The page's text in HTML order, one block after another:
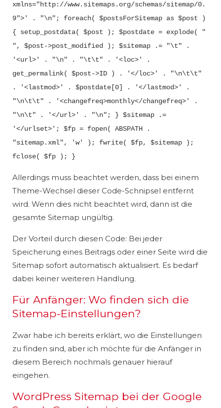
xmlns="http://www.sitemaps.org/schemas/sitemap/0.
9">' . "\n"; foreach( $postsForSitemap as $post )
{ setup_postdata( $post ); $postdate = explode( "
", $post->post_modified ); $sitemap .= "\t" .
'<url>' . "\n" . "\t\t" . '<loc>' .
get_permalink( $post->ID ) . '</loc>' . "\n\t\t"
. '<lastmod>' . $postdate[0] . '</lastmod>' .
"\n\t\t" . '<changefreq>monthly</changefreq>' .
"\n\t" . '</url>' . "\n"; } $sitemap .=
'</urlset>'; $fp = fopen( ABSPATH .
"sitemap.xml", 'w' ); fwrite( $fp, $sitemap );
fclose( $fp ); }
Allerdings muss beachtet werden, dass bei einem
Theme-Wechsel dieser Code-Schnipsel entfernt
wird. Wenn dies nicht beachtet wird, dann ist die
gesamte Sitemap ungültig.
Der Vorteil durch diesen Code: Bei jeder
Speicherung eines Beitrags oder einer Seite wird die
Sitemap sofort automatisch aktualisiert. Es bedarf
dabei keiner weiteren Handlung.
Für Anfänger: Wo finden sich die
Sitemap-Einstellungen?
Zwar habe ich bereits erklärt, wo die Einstellungen
zu finden sind, aber ich möchte für die Anfänger in
diesem Bereich nochmals genauer hierauf
eingehen.
WordPress Sitemap bei der Google